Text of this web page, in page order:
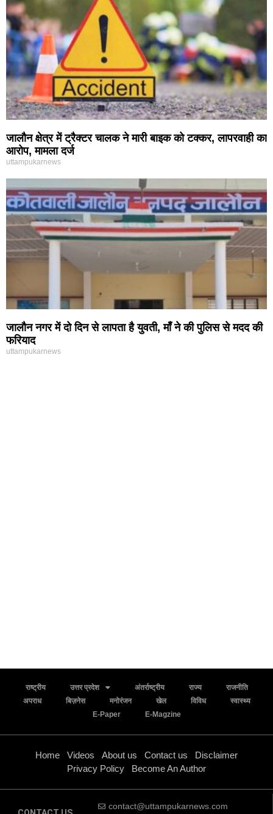
जालौन क्षेत्र में ट्रैक्टर चालक ने मारी बाइक को टक्कर, लापरवाही का
आरोप, मामला दर्ज
uttampukarnews
जालौन नगर में दो दिन से लापता है युवती, माँ ने की पुलिस से मदद की
फरियाद
uttampukarnews
राष्ट्रीय उत्तर प्रदेश अंतर्राष्ट्रीय राज्य
राजनीति
अपराध
बिज़नेस मनोरंजन खेल विविध
स्वास्थ्य
E-Paper
E-Magzine
Home Videos About us Contact us
Disclaimer
Privacy Policy
Become An Author
contact@uttampukarnews.com